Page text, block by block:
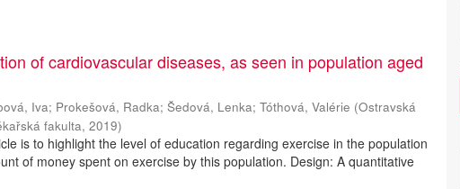
of cardiovascular diseases, as seen in population aged
Iva; Prokešová, Radka;Šedová, Lenka;Tóthová, Valérie (Ostravská
fakulta,2019)
is to highlight the level of education regarding exercise in the population
of money spent on exercise by this population. Design: A quantitative